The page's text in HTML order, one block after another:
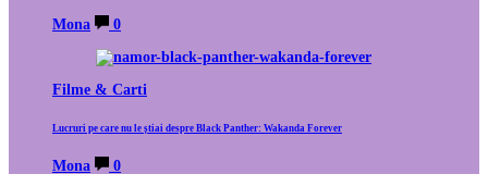
Mona 0
Filme & Carti
Lucruri pe care nu le știai despre Black Panther: Wakanda Forever
Mona 0